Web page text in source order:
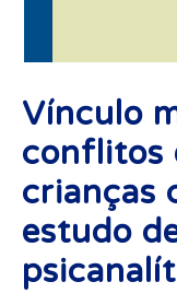
Vínculo
conflitos
crianças
estudo